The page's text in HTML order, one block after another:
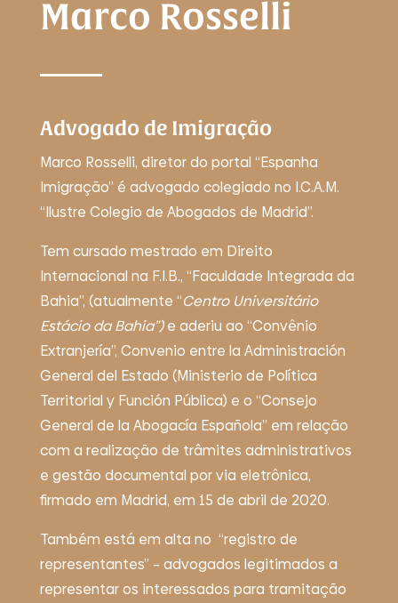
Marco Rosselli
Advogado de Imigração
Marco Rosselli, diretor do portal “Espanha
Imigração” é advogado colegiado no I.C.A.M.
“Ilustre Colegio de Abogados de Madrid”.
Tem cursado mestrado em Direito
Internacional na F.I.B., “Faculdade Integrada da
Bahia”, (atualmente “Centro Universitário
Estácioda Bahia”) e aderiu ao “Convênio
Extranjería”, Convenio entre la Administración
General del Estado (Ministerio de Política
Territorial y Función Pública) e o “Consejo
General de la Abogacía Española” em relação
com a realização de trâmites administrativos
e gestão documental por via eletrônica,
firmado em Madrid, em 15 de abril de 2020.
Também está em alta no “registro de
representantes” – advogados legitimados a
representar os interessados para tramitação